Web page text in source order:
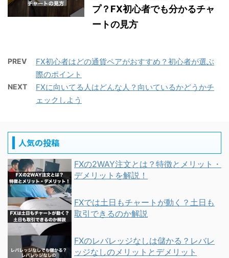
プ？FX初心者でも分かるチャ
ートの見方
PREV
FX初心者はどの通貨ペアがおすすめ？初心者が選ぶ
際のポイント
NEXT
FXに向いてる人はどんな人？向いているかどうかチ
ェックしよう
人気の投稿
FXの2WAY注文とは？特徴とメリット・
デメリットを解説！
FXでは土日もチャートが動く？土日も
取引できるのか解説
FXのレバレッジなしは儲かる？レバレ
ッジなしのメリットとデメリット